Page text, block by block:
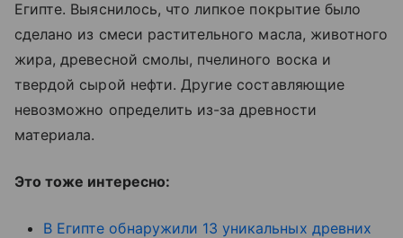
Египте. Выяснилось, что липкое покрытие было
сделано из смеси растительного масла, животного
жира, древесной смолы, пчелиного воска и
твердой сырой нефти. Другие составляющие
невозможно определить из-за древности
материала.
Это тоже интересно:
В Египте обнаружили 13 уникальных древних